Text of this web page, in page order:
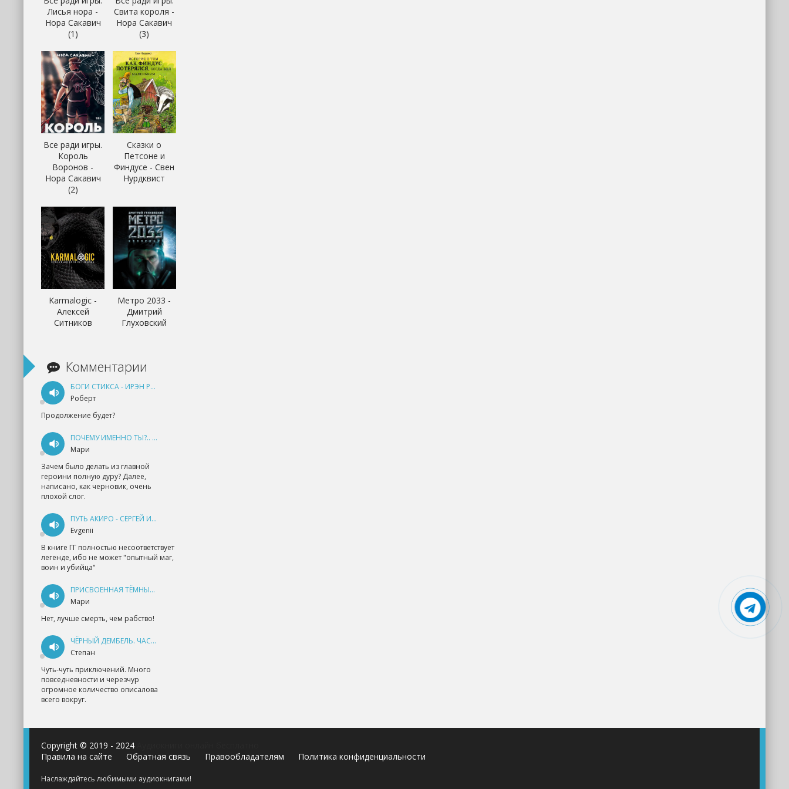
Лисья нора -
Нора Сакавич
(1)
Свита короля -
Нора Сакавич
(3)
Все ради игры.
Король
Воронов -
Нора Сакавич
(2)
Сказки о
Петсоне и
Финдусе - Свен
Нурдквист
Karmalogic -
Алексей
Ситников
Метро 2033 -
Дмитрий
Глуховский
Комментарии
БОГИ СТИКСА - ИРЭН РУДКЕВИЧ
Роберт
Продолжение будет?
ПОЧЕМУ ИМЕННО ТЫ?.. КНИГА 1 - ЕКАТЕРИНА ЮДИНА
Мари
Зачем было делать из главной
героини полную дуру? Далее,
написано, как черновик, очень
плохой слог.
ПУТЬ АКИРО - СЕРГЕЙ ИЗМАЙЛОВ
Evgenii
В книге ГГ полностью несоответствует
легенде, ибо не может "опытный маг,
воин и убийца"
ПРИСВОЕННАЯ ТЁМНЫМ. ПРОКЛЯТАЯ ЛЮБОВЬ - АННА ГЕРР
Мари
Нет, лучше смерть, чем рабство!
ЧЁРНЫЙ ДЕМБЕЛЬ. ЧАСТЬ 1 - АНДРЕЙ ФЕДИН
Степан
Чуть-чуть приключений. Много
повседневности и черезчур
огромное количество описалова
всего вокруг.
Copyright © 2019 - 2024
Правила на сайте
Обратная связь Правообладателям Политика конфиденциальности
Наслаждайтесь любимыми аудиокнигами!